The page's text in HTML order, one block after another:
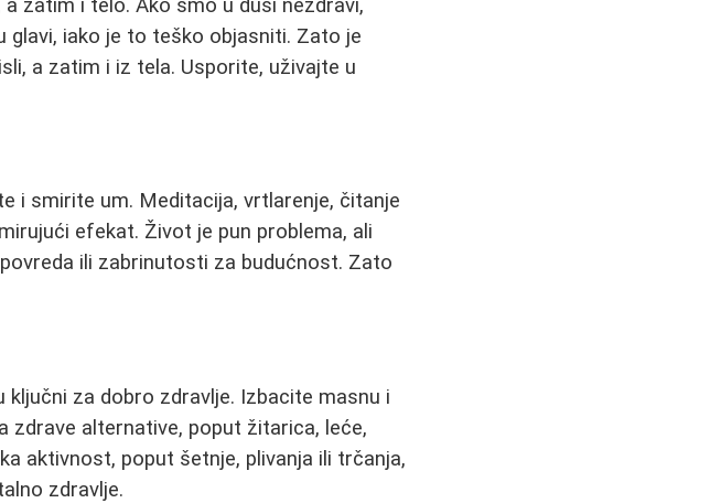
zatim i telo. Ako smo u duši nezdravi,
glavi, iako je to teško objasniti. Zato je
a zatim i iz tela. Usporite, uživajte u
i smirite um. Meditacija, vrtlarenje, čitanje
efekat. Život je pun problema, ali
ili zabrinutosti za budućnost. Zato
za dobro zdravlje. Izbacite masnu i
zdrave alternative, poput žitarica, leće,
aktivnost, poput šetnje, plivanja ili trčanja,
zdravlje.